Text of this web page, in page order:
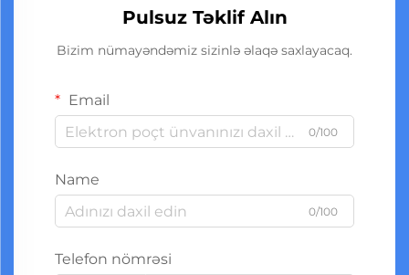
Pulsuz Təklif Alın
Bizim nümayəndəmiz sizinlə əlaqə saxlayacaq.
Email
0/100
Name
0/100
Telefon nömrəsi